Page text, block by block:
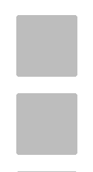
NET